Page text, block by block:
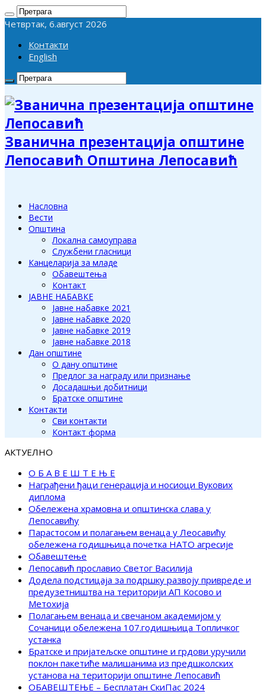
Четвртак, 6.август 2026
Контакти
English
Званична презентација општине
Лепосавић Општина Лепосавић
Насловна
Вести
Општина
Локална самоуправа
Службени гласници
Канцеларија за младе
Обавештења
Контакт
ЈАВНЕ НАБАВКЕ
Јавне набавке 2021
Јавне набавке 2020
Јавне набавке 2019
Јавне набавке 2018
Дан општине
О дану општине
Предлог за награду или признање
Досадашњи добитници
Братске општине
Контакти
Сви контакти
Контакт форма
АКТУЕЛНО
О Б А В Е Ш Т Е Њ Е
Награђени ђаци генерација и носиоци Вукових
диплома
Обележена храмовна и општинска слава у
Лепосавићу
Парастосом и полагањем венаца у Леосавићу
обележена годишњица почетка НАТО агресије
Обавештење
Лепосавић прославио Светог Василија
Додела подстицаја за подршку развоју привреде и
предузетништва на територији АП Косово и
Метохија
Полагањем венаца и свечаном академијом у
Сочаници обележена 107.годишњица Топличког
устанка
Братске и пријатељске општине и грдови уручили
поклон пакетиће малишанима из предшколских
установа на територији општине Лепосавић
ОБАВЕШТЕЊЕ – Бесплатан СкиПас 2024